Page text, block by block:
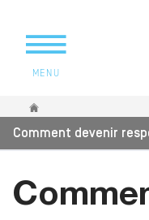
MENU
Vous êtes ici
Comment devenir